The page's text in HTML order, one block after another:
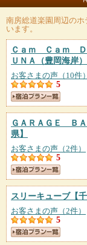
南房総道楽園 周辺のホ
います。
Ｃａｍ Ｃａｍ
ＵＮＡ（豊岡海岸）
お客さまの声（10件）
5
ＧＡＲＡＧＥ Ｂ
県】
お客さまの声（2件）
5
スリーキューブ【千
お客さまの声（2件）
5